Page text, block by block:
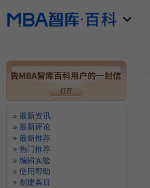
最新资讯
最新评论
最新推荐
热门推荐
编辑实验
使用帮助
创建条目